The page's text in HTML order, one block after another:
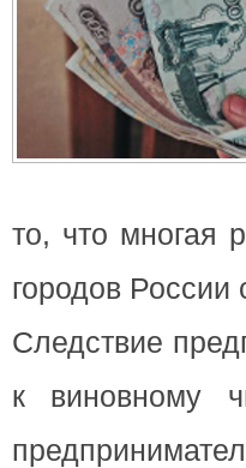
то, что многая
городов России
Следствие
к виновному